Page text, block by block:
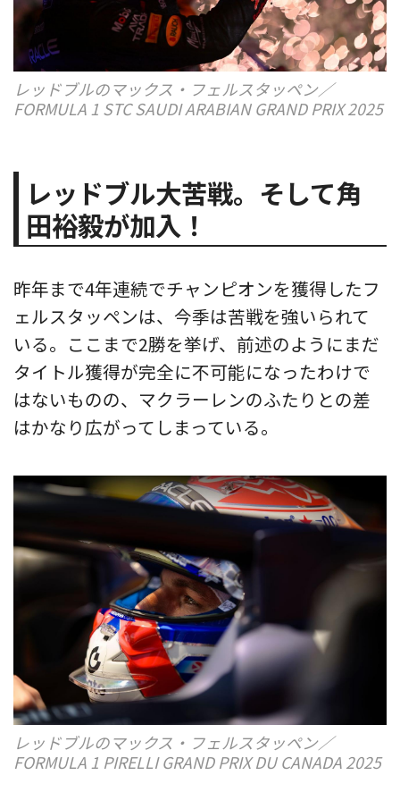
レッドブルのマックス・フェルスタッペン／
FORMULA 1 STC SAUDI ARABIAN GRAND PRIX 2025
レッドブル大苦戦。そして角
田裕毅が加入！
昨年まで4年連続でチャンピオンを獲得したフ
ェルスタッペンは、今季は苦戦を強いられて
いる。ここまで2勝を挙げ、前述のようにまだ
タイトル獲得が完全に不可能になったわけで
はないものの、マクラーレンのふたりとの差
はかなり広がってしまっている。
レッドブルのマックス・フェルスタッペン／
FORMULA 1 PIRELLI GRAND PRIX DU CANADA 2025